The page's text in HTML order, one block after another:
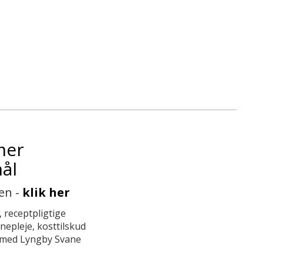
- klik her
receptpligtige
kosttilskud
Lyngby Svane